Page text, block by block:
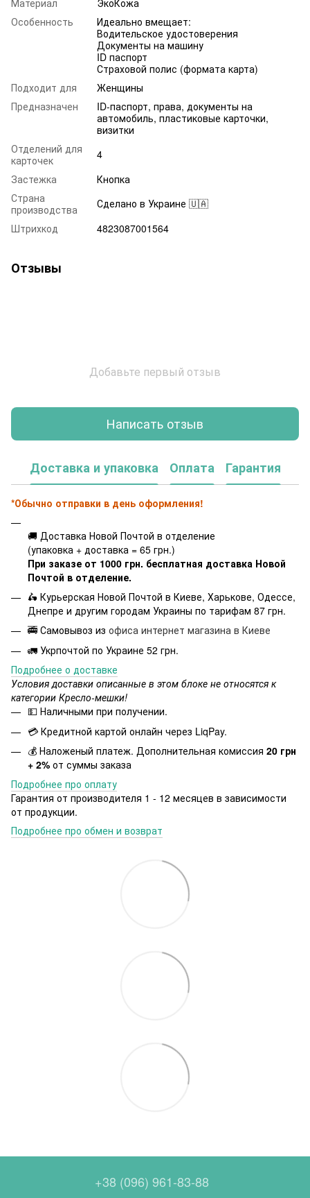
Особенность
Идеально вмещает:
Водительское удостоверения
Документы на машину
ID паспорт
Страховой полис (формата карта)
Подходит для
Женщины
Предназначен
ID-паспорт, права, документы на
автомобиль, пластиковые карточки,
визитки
Отделений для
карточек
4
Застежка
Кнопка
Страна
производства
Сделано в Украине 🇺🇦
Штрихкод
4823087001564
Отзывы
Добавьте первый отзыв
Написать отзыв
Доставка и упаковка Оплата Гарантия
*Обычно отправки в день оформления!
🚚 Доставка Новой Почтой в отделение
(упаковка + доставка = 65 грн.)
При заказе от 1000 грн. бесплатная доставка Новой
Почтой в отделение.
🛵 Курьерская Новой Почтой в Киеве, Харькове, Одессе,
Днепре и другим городам Украины по тарифам 87 грн.
🚎 Самовывоз из офиса интернет магазина в Киеве
🚛 Укрпочтой по Украине 52 грн.
Подробнее о доставке
Условия доставки описанные в этом блоке не относятся к
категории Кресло-мешки!
💵 Наличными при получении.
💳 Кредитной картой онлайн через LiqPay.
💰 Наложеный платеж. Дополнительная комиссия 20 грн
+ 2% от суммы заказа
Подробнее про оплату
Гарантия от производителя 1 - 12 месяцев в зависимости
от продукции.
Подробнее про обмен и возврат
+38 (096) 961-83-88